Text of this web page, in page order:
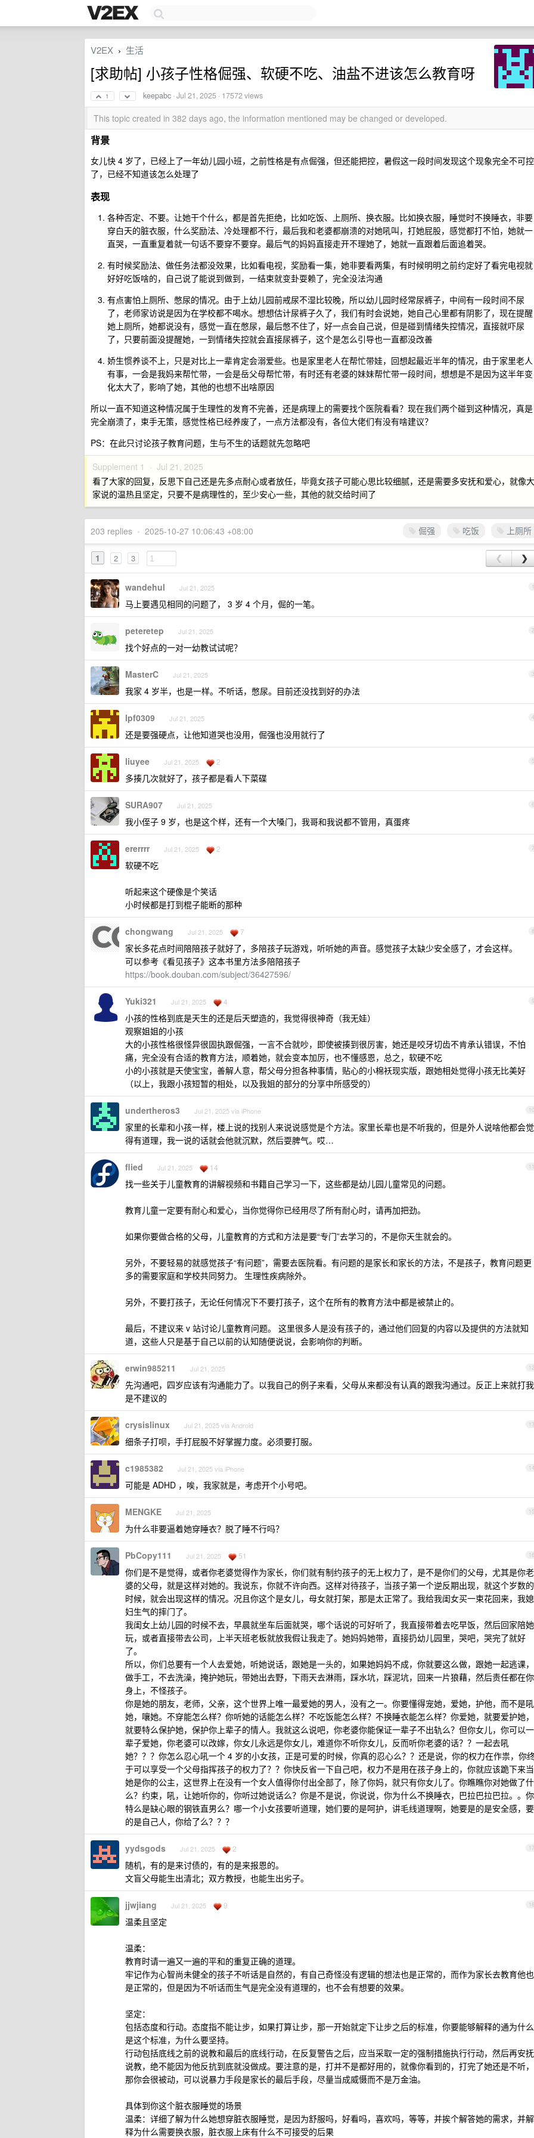
V2EX › 生活
[求助帖] 小孩子性格倔强、软硬不吃、油盐不进该怎么教育呀
1 keepabc ·Jul 21, 2025 · 17572 views
This topic created in 382 days ago, the information mentioned may be changed or developed.
背景
女儿快 4 岁了，已经上了一年幼儿园小班，之前性格是有点倔强，但还能把控，暑假这一段时间发现这个现象完全不可控
了，已经不知道该怎么处理了
表现
各种否定、不要。让她干个什么，都是首先拒绝，比如吃饭、上厕所、换衣服。比如换衣服，睡觉时不换睡衣，非要
穿白天的脏衣服，什么奖励法、冷处理都不行，最后我和老婆都崩溃的对她吼叫，打她屁股，感觉都打不怕，她就一
直哭，一直重复着就一句话不要穿不要穿。最后气的妈妈直接走开不理她了，她就一直跟着后面追着哭。
有时候奖励法、做任务法都没效果，比如看电视，奖励看一集，她非要看两集，有时候明明之前约定好了看完电视就
好好吃饭啥的，自己说了能说到做到，一结束就变卦耍赖了，完全没法沟通
有点害怕上厕所、憋尿的情况。由于上幼儿园前戒尿不湿比较晚，所以幼儿园时经常尿裤子，中间有一段时间不尿
了，老师家访说是因为在学校都不喝水。想想估计尿裤子久了，我们有时会说她，她自己心里都有阴影了，现在提醒
她上厕所，她都说没有，感觉一直在憋尿，最后憋不住了，好一点会自己说，但是碰到情绪失控情况，直接就吓尿
了，只要前面没提醒她，一到情绪失控就会直接尿裤子，这个是怎么引导也一直都没改善
娇生惯养谈不上，只是对比上一辈肯定会溺爱些。也是家里老人在帮忙带娃，回想起最近半年的情况，由于家里老人
有事，一会是我妈来帮忙带，一会是岳父母帮忙带，有时还有老婆的妹妹帮忙带一段时间，想想是不是因为这半年变
化太大了，影响了她，其他的也想不出啥原因
所以一直不知道这种情况属于生理性的发育不完善，还是病理上的需要找个医院看看？现在我们两个碰到这种情况，真是
完全崩溃了，束手无策，感觉性格已经养废了，一点方法都没有，各位大佬们有没有啥建议？
PS：在此只讨论孩子教育问题，生与不生的话题就先忽略吧
Supplement 1 · Jul 21, 2025
看了大家的回复，反思下自己还是先多点耐心或者放任，毕竟女孩子可能心思比较细腻，还是需要多安抚和爱心，就像大
家说的温热且坚定，只要不是病理性的，至少安心一些，其他的就交给时间了
倔强 吃饭 上厕所
203 replies • 2025-10-27 10:06:43 +08:00
1 2 3 ❮ ❯
1
wandehul Jul 21, 2025
马上要遇见相同的问题了， 3 岁 4 个月，倔的一笔。
2
peteretep Jul 21, 2025
找个好点的一对一幼教试试呢？
3
MasterC Jul 21, 2025
我家 4 岁半，也是一样。不听话，憋尿。目前还没找到好的办法
4
lpf0309 Jul 21, 2025
还是要强硬点，让他知道哭也没用，倔强也没用就行了
5
liuyee Jul 21, 2025 2
多揍几次就好了，孩子都是看人下菜碟
6
SURA907 Jul 21, 2025
我小侄子 9 岁，也是这个样，还有一个大嗓门，我哥和我说都不管用，真蛋疼
7
ererrrr Jul 21, 2025 2
软硬不吃
听起来这个硬像是个笑话
小时候都是打到棍子能断的那种
8
chongwang Jul 21, 2025 7
家长多花点时间陪陪孩子就好了，多陪孩子玩游戏，听听她的声音。感觉孩子太缺少安全感了，才会这样。
可以参考《看见孩子》这本书里方法多陪陪孩子
https://book.douban.com/subject/36427596/
9
Yuki321 Jul 21, 2025 4
小孩的性格到底是天生的还是后天塑造的，我觉得很神奇（我无娃）
观察姐姐的小孩
大的小孩性格很怪异很固执跟倔强，一言不合就吵，即使被揍到很厉害，她还是咬牙切齿不肯承认错误，不怕
痛，完全没有合适的教育方法，顺着她，就会变本加厉，也不懂感恩，总之，软硬不吃
小的小孩就是天使宝宝，善解人意，帮父母分担各种事情，贴心的小棉袄现实版，跟她相处觉得小孩无比美好
（以上，我跟小孩短暂的相处，以及我姐的部分的分享中所感受的）
10
undertheros3 Jul 21, 2025 via iPhone
家里的长辈和小孩一样，楼上说的找别人来说说感觉是个方法。家里长辈也是不听我的，但是外人说啥他都会觉
得有道理，我一说的话就会他就沉默，然后耍脾气。哎…
11
flied Jul 21, 2025 14
找一些关于儿童教育的讲解视频和书籍自己学习一下，这些都是幼儿园儿童常见的问题。
教育儿童一定要有耐心和爱心，当你觉得你已经用尽了所有耐心时，请再加把劲。
如果你要做合格的父母，儿童教育的方式和方法是要“专门”去学习的，不是你天生就会的。
另外，不要轻易的就感觉孩子“有问题”，需要去医院看。有问题的是家长和家长的方法，不是孩子，教育问题更
多的需要家庭和学校共同努力。 生理性疾病除外。
另外，不要打孩子，无论任何情况下不要打孩子，这个在所有的教育方法中都是被禁止的。
最后，不建议来 v 站讨论儿童教育问题。 这里很多人是没有孩子的，通过他们回复的内容以及提供的方法就知
道，这些人只是基于自己以前的认知随便说说，会影响你的判断。
12
erwin985211 Jul 21, 2025
先沟通吧，四岁应该有沟通能力了。以我自己的例子来看，父母从来都没有认真的跟我沟通过。反正上来就打我
是不建议的
13
crysislinux Jul 21, 2025 via Android
细条子打呗，手打屁股不好掌握力度。必须要打服。
14
c1985382 Jul 21, 2025 via iPhone
可能是 ADHD ，唉，我家就是，考虑开个小号吧。
15
MENGKE Jul 21, 2025
为什么非要逼着她穿睡衣？脱了睡不行吗？
16
PbCopy111 Jul 21, 2025 51
你们是不是觉得，或者你老婆觉得作为家长，你们就有制约孩子的无上权力了，是不是你们的父母，尤其是你老
婆的父母，就是这样对她的。我说东，你就不许向西。这样对待孩子，当孩子第一个逆反期出现，就这个岁数的
时候，就会出现这样的情况。况且你这个是女儿，母女就打架，那是太正常了。我给我闺女买一束花回来，我媳
妇生气的摔门了。
我闺女上幼儿园的时候不去，早晨就坐车后面就哭，哪个话说的可好听了，我直接带着去吃早饭，然后回家陪她
玩，或者直接带去公司，上半天班老板就放我假让我走了。她妈妈她带，直接扔幼儿园里，哭吧，哭完了就好
了。
所以，你们总要有一个人去爱她，听她说话，跟她是一头的，如果她妈妈不成，你就要这么做，跟她一起逃课，
做手工，不去洗澡，掩护她玩，带她出去野，下雨天去淋雨，踩水坑，踩泥坑，回来一片狼藉，然后责任都在你
身上，不怪孩子。
你是她的朋友，老师，父亲，这个世界上唯一最爱她的男人，没有之一。你要懂得宠她，爱她，护他，而不是吼
她，嚷她。不穿能怎么样？你听她的话能怎么样？不吃饭能怎么样？不换睡衣能怎么样？你爱她，就要爱护她，
就要特么保护她，保护你上辈子的情人。我就这么说吧，你老婆你能保证一辈子不出轨么？但你女儿，你可以一
辈子爱她，你老婆可以改嫁，你女儿永远是你女儿，难道你不听你女儿，反而听你老婆的话？？一起去吼
她？？？你怎么忍心吼一个 4 岁的小女孩，正是可爱的时候，你真的忍心么？？还是说，你的权力在作祟，你
于可以享受一个父母指挥孩子的权力了？？你快反省一下自己吧，权力不是用在孩子身上的，你就应该跪下来当
她是你的公主，这世界上在没有一个女人值得你付出全部了，除了你妈，就只有你女儿了。你瞧瞧你对她做了什
么？约束，吼，让她听你的，你听过她说话么？你是不是说，你说说，你为什么不换睡衣，巴拉巴拉巴拉。。你
特么是缺心眼的钢铁直男么？哪一个小女孩要听道理，她们要的是呵护，讲毛线道理啊，她要是的是安全感，要
的是自己人，你给了么？？？
17
yydsgods Jul 21, 2025 2
随机，有的是来讨债的，有的是来报恩的。
文盲父母能生出清北；双方教授，也能生出劣子。
18
jjwjiang Jul 21, 2025 9
温柔且坚定
温柔：
教育时请一遍又一遍的平和的重复正确的道理。
牢记作为心智尚未健全的孩子不听话是自然的，有自己奇怪没有逻辑的想法也是正常的，而作为家长去教育他也
是正常的，但是因为不听话而生气是完全没有道理的，也不会有想要的效果。
坚定：
包括态度和行动。态度指不能让步，如果打算让步，那一开始就定下让步之后的标准，你要能够解释的通为什么
是这个标准，为什么要坚持。
行动包括底线之前的说教和最后的底线行动，在反复警告之后，应当采取一定的强制措施执行行动，然后再安抚
说教，绝不能因为他反抗到底就没做成。要注意的是，打并不是都好用的，就像你看到的，打完了她还是不听，
那你会很被动，可以说暴力手段是家长的最后手段，尽量当成威慑而不是万金油。
具体到你这个脏衣服睡觉的场景
温柔：详细了解为什么她想穿脏衣服睡觉，是因为舒服吗，好看吗，喜欢吗，等等，并挨个解答她的需求，并解
释为什么需要换衣服，脏衣服上床有什么不可接受的后果